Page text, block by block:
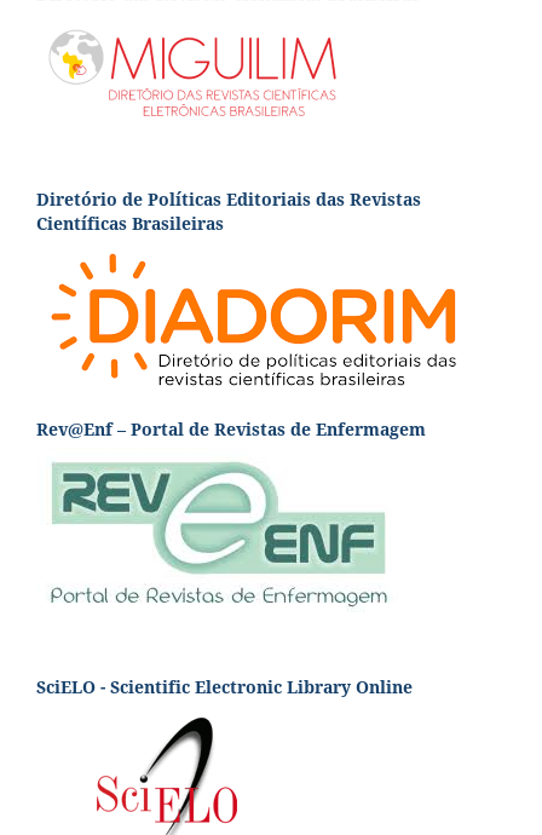
Diretório de Políticas Editoriais das Revistas
Científicas Brasileiras
Rev@Enf – Portal de Revistas de Enfermagem
SciELO - Scientific Electronic Library Online